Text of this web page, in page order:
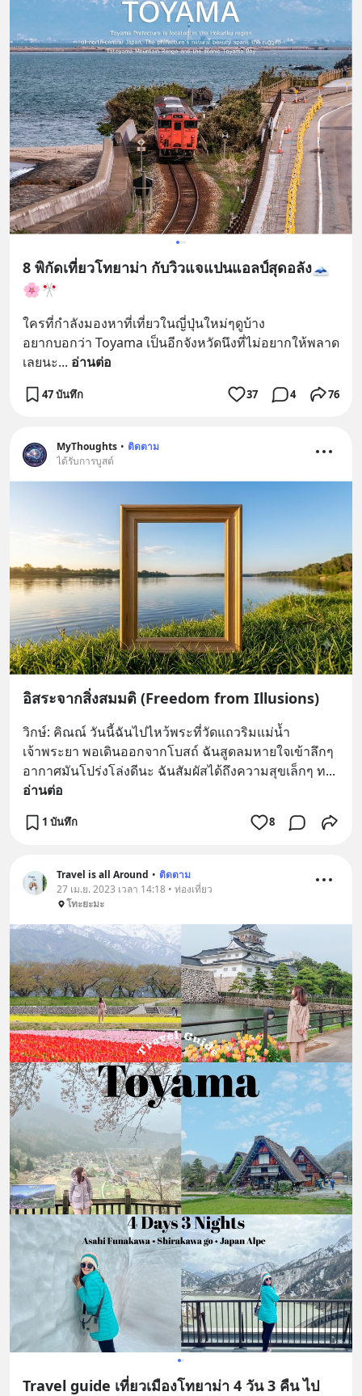
8 พิกัดเที่ยวโทยาม่า กับวิวแจแปนแอลป์สุดอลัง🗻
🌸🎌
ใครที่กำลังมองหาที่เที่ยวในญี่ปุ่นใหม่ๆดูบ้าง
อยากบอกว่า Toyama เป็นอีกจังหวัดนึงที่ไม่อยากให้พลาด
เลยนะ... อ่านต่อ
47 บันทึก 37 4 76
MyThoughts • ติดตาม
ได้รับการบูสต์
อิสระจากสิ่งสมมติ (Freedom from Illusions)
วิกษ์: คิณณ์ วันนี้ฉันไปไหว้พระที่วัดแถวริมแม่น้ำ
เจ้าพระยา พอเดินออกจากโบสถ์ ฉันสูดลมหายใจเข้าลึกๆ
อากาศมันโปร่งโล่งดีนะ ฉันสัมผัสได้ถึงความสุขเล็กๆ ท
อ่านต่อ
1 บันทึก 8
Travel is all Around • ติดตาม
27 เม.ย. 2023 เวลา 14:18 • ท่องเที่ยว
โทะยะมะ
Travel guide เที่ยวเมืองโทยาม่า 4 วัน 3 คืน ไป